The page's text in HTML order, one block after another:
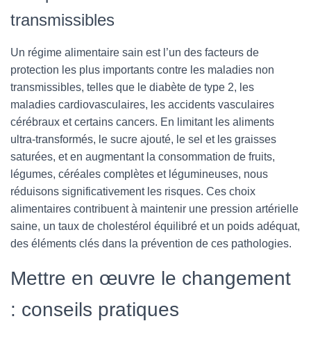
transmissibles
Un régime alimentaire sain est l’un des facteurs de
protection les plus importants contre les maladies non
transmissibles, telles que le diabète de type 2, les
maladies cardiovasculaires, les accidents vasculaires
cérébraux et certains cancers. En limitant les aliments
ultra-transformés, le sucre ajouté, le sel et les graisses
saturées, et en augmentant la consommation de fruits,
légumes, céréales complètes et légumineuses, nous
réduisons significativement les risques. Ces choix
alimentaires contribuent à maintenir une pression artérielle
saine, un taux de cholestérol équilibré et un poids adéquat,
des éléments clés dans la prévention de ces pathologies.
Mettre en œuvre le changement
: conseils pratiques